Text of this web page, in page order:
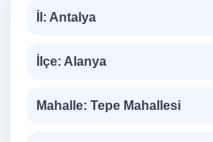
İl: Antalya
İlçe: Alanya
Mahalle: Tepe Mahallesi